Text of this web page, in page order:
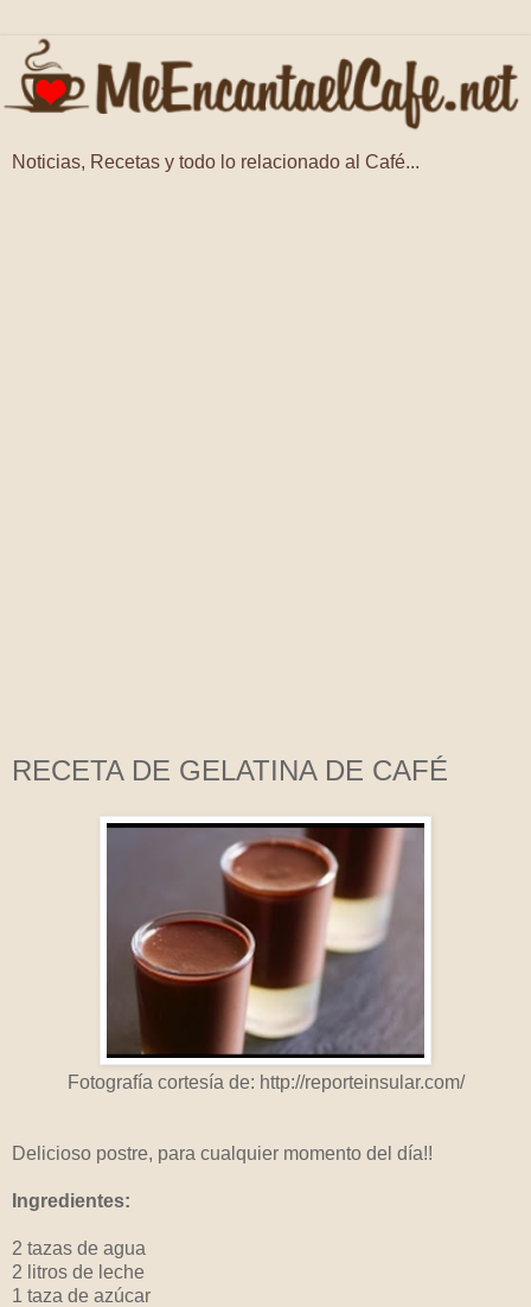
Noticias, Recetas y todo lo relacionado al Café...
RECETA DE GELATINA DE CAFÉ
Fotografía cortesía de: http://reporteinsular.com/
Delicioso postre, para cualquier momento del día!!
Ingredientes:
2 tazas de agua
2 litros de leche
1 taza de azúcar